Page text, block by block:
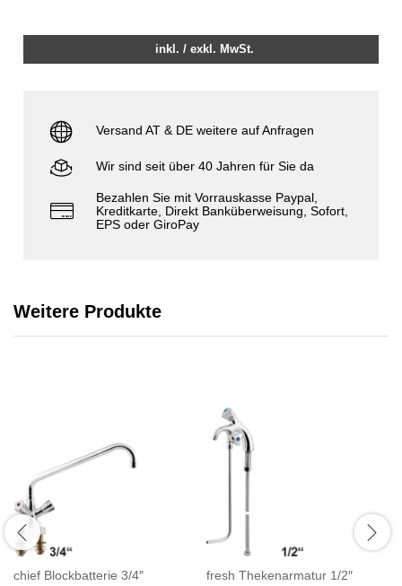
inkl. / exkl. MwSt.
Versand AT & DE weitere auf Anfragen
Wir sind seit über 40 Jahren für Sie da
Bezahlen Sie mit Vorrauskasse Paypal,
Kreditkarte, Direkt Banküberweisung, Sofort,
EPS oder GiroPay
Weitere Produkte
chief Blockbatterie 3/4″ fresh Thekenarmatur 1/2″